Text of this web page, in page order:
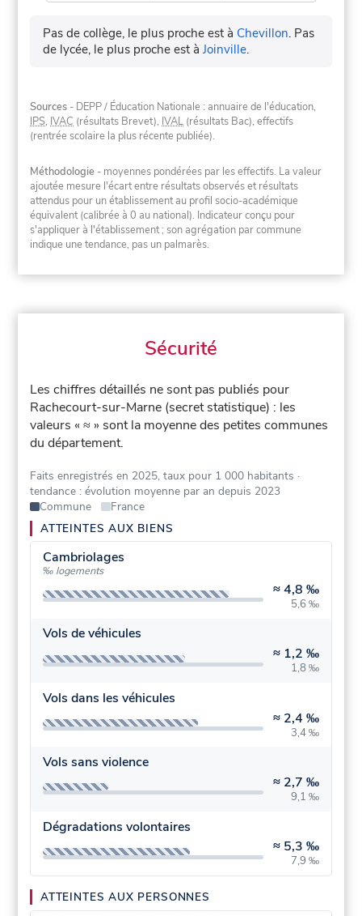
Pas de collège, le plus proche est à Chevillon. Pas
de lycée, le plus proche est àJoinville.
Sources - DEPP / Éducation Nationale : annuaire de l'éducation,
IPS, IVAC (résultats Brevet), IVAL (résultats Bac), effectifs
(rentrée scolaire la plus récente publiée).
Méthodologie - moyennes pondérées par les effectifs. La valeur
ajoutée mesure l'écart entre résultats observés et résultats
attendus pour un établissement au profil socio-académique
équivalent (calibrée à 0 au national). Indicateur conçu pour
s'appliquer à l'établissement ; son agrégation par commune
indique une tendance, pas un palmarès.
Sécurité
Les chiffres détaillés ne sont pas publiés pour
Rachecourt-sur-Marne (secret statistique) : les
valeurs « ≈ » sont la moyenne des petites communes
du département.
Faits enregistrés en 2025, taux pour 1 000 habitants ·
tendance : évolution moyenne par an depuis 2023
Commune
France
ATTEINTES AUX BIENS
Cambriolages
‰ logements
≈4,8 ‰
5,6 ‰
Vols de véhicules
≈ 1,2 ‰
1,8 ‰
Vols dans les véhicules
≈ 2,4 ‰
3,4 ‰
Vols sans violence
≈ 2,7 ‰
9,1 ‰
Dégradations volontaires
≈ 5,3 ‰
7,9 ‰
ATTEINTES AUX PERSONNES